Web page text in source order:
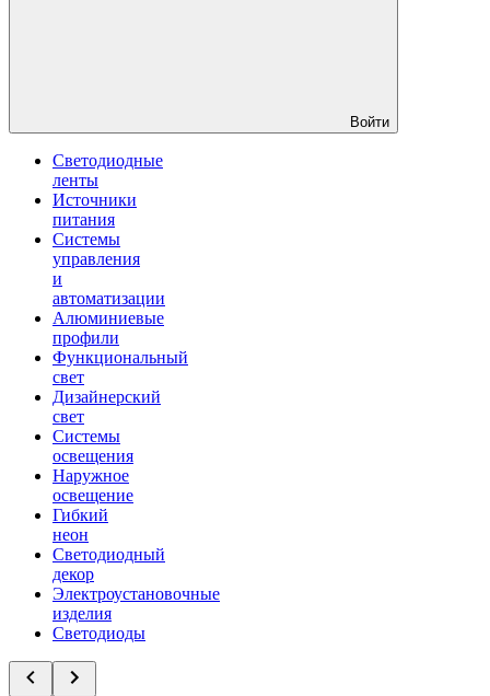
Войти
Светодиодные
ленты
Источники
питания
Системы
управления
и
автоматизации
Алюминиевые
профили
Функциональный
свет
Дизайнерский
свет
Системы
освещения
Наружное
освещение
Гибкий
неон
Светодиодный
декор
Электроустановочные
изделия
Светодиоды